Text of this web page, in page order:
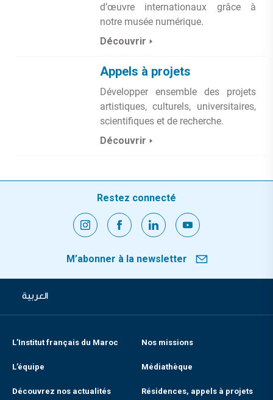
d’œuvre internationaux grâce à
notre musée numérique.
Découvrir
Appels à projets
Développer ensemble des projets
artistiques, culturels, universitaires,
scientifiques et de recherche.
Découvrir
Restez connecté
M’abonner à la newsletter
العربية
L’Institut français du Maroc Nos missions
L’équipe Médiathèque
Découvrez nos actualités Résidences, appels à projets